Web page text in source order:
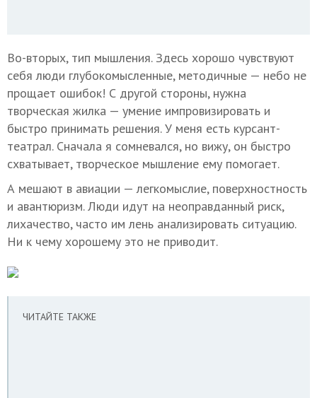
Во-вторых, тип мышления. Здесь хорошо чувствуют
себя люди глубокомысленные, методичные — небо не
прощает ошибок! С другой стороны, нужна
творческая жилка — умение импровизировать и
быстро принимать решения. У меня есть курсант-
театрал. Сначала я сомневался, но вижу, он быстро
схватывает, творческое мышление ему помогает.
А мешают в авиации — легкомыслие, поверхностность
и авантюризм. Люди идут на неоправданный риск,
лихачество, часто им лень анализировать ситуацию.
Ни к чему хорошему это не приводит.
ЧИТАЙТЕ ТАКЖЕ